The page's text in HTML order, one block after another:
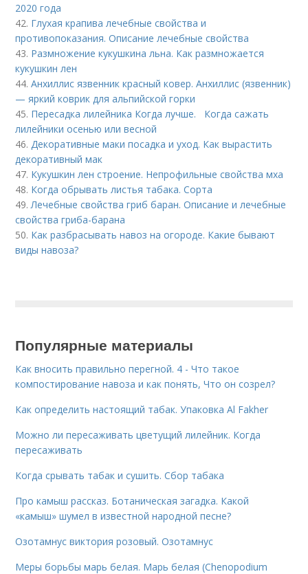
2020 года
42. Глухая крапива лечебные свойства и
противопоказания. Описание лечебные свойства
43. Размножение кукушкина льна. Как размножается
кукушкин лен
44.Анхиллис язвенник красный ковер. Анхиллис (язвенник)
— яркий коврик для альпийской горки
45. Пересадка лилейника Когда лучше. Когда сажать
лилейники осенью или весной
46. Декоративные маки посадка и уход. Как вырастить
декоративный мак
47. Кукушкин лен строение. Непрофильные свойства мха
48. Когда обрывать листья табака. Сорта
49. Лечебные свойства гриб баран. Описание и лечебные
свойства гриба-барана
50. Как разбрасывать навоз на огороде. Какие бывают
виды навоза?
Популярные материалы
Как вносить правильно перегной. 4 - Что такое
компостирование навоза и как понять, Что он созрел?
Как определить настоящий табак. Упаковка Al Fakher
Можно ли пересаживать цветущий лилейник. Когда
пересаживать
Когда срывать табак и сушить. Сбор табака
Про камыш рассказ. Ботаническая загадка. Какой
«камыш» шумел в известной народной песне?
Озотамнус виктория розовый. Озотамнус
Меры борьбы марь белая. Марь белая (Chenopodium